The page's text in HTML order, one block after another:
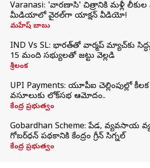
Varanasi: 'వారణాసి' చిత్రానికి మళ్లీ
మీడియాలో వైరల్‌గా యాక్షన్ వీడియో!
మహేష్ బాబు
IND Vs SL: భారత్‌తో వార్మప్‌ మ్యాచ్‌కు
15 మంది సభ్యులతో జట్టు వెల్లడి
శ్రీలంక
UPI Payments: యూపీఐ చెల్లింపుల్లో
వసూలుకు లోక్‌సభ ఆమోదం..
కేంద్ర ప్రభుత్వం
Gobardhan Scheme: పేడ, వ్యవసాయ
గోబర్‌ధన్ పథకానికి కేంద్రం గ్రీన్ సిగ్నల్
కేంద్ర ప్రభుత్వం